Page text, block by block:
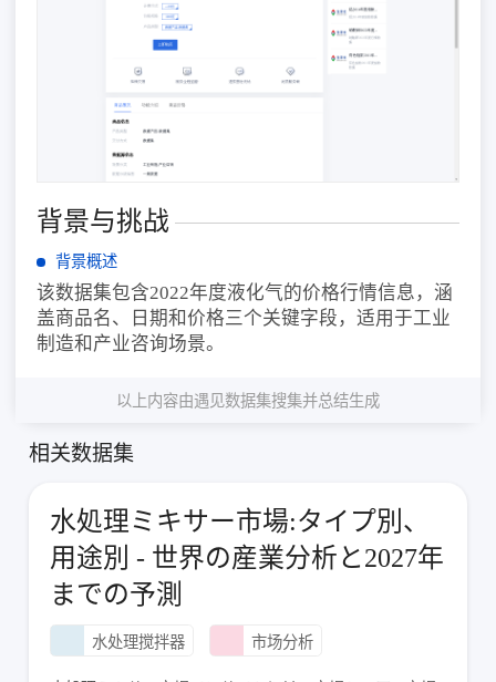
背景与挑战
背景概述
该数据集包含2022年度液化气的价格行情信息，涵
盖商品名、日期和价格三个关键字段，适用于工业
制造和产业咨询场景。
以上内容由遇见数据集搜集并总结生成
相关数据集
水処理ミキサー市場:タイプ別、
用途別 - 世界の産業分析と2027年
までの予測
水处理搅拌器 市场分析